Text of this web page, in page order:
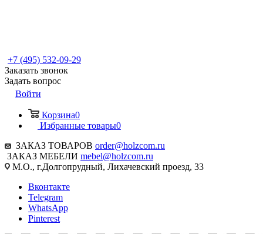
+7 (495) 532-09-29
Заказать звонок
Задать вопрос
Войти
Корзина0
Избранные товары0
ЗАКАЗ ТОВАРОВ order@holzcom.ru
ЗАКАЗ МЕБЕЛИ mebel@holzcom.ru
М.О., г.Долгопрудный, Лихачевский проезд, 33
Вконтакте
Telegram
WhatsApp
Pinterest